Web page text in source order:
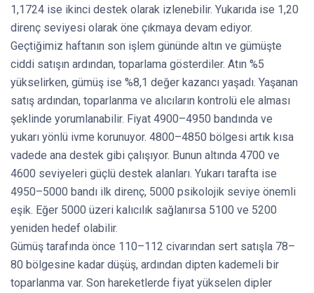
1,1724 ise ikinci destek olarak izlenebilir. Yukarıda ise 1,20
direnç seviyesi olarak öne çıkmaya devam ediyor.
Geçtiğimiz haftanın son işlem gününde altın ve gümüşte
ciddi satışın ardından, toparlama gösterdiler. Atın %5
yükselirken, gümüş ise %8,1 değer kazancı yaşadı. Yaşanan
satış ardından, toparlanma ve alıcıların kontrolü ele alması
şeklinde yorumlanabilir. Fiyat 4900–4950 bandında ve
yukarı yönlü ivme korunuyor. 4800–4850 bölgesi artık kısa
vadede ana destek gibi çalışıyor. Bunun altında 4700 ve
4600 seviyeleri güçlü destek alanları. Yukarı tarafta ise
4950–5000 bandı ilk direnç, 5000 psikolojik seviye önemli
eşik. Eğer 5000 üzeri kalıcılık sağlanırsa 5100 ve 5200
yeniden hedef olabilir.
Gümüş tarafında önce 110–112 civarından sert satışla 78–
80 bölgesine kadar düşüş, ardından dipten kademeli bir
toparlanma var. Son hareketlerde fiyat yükselen dipler